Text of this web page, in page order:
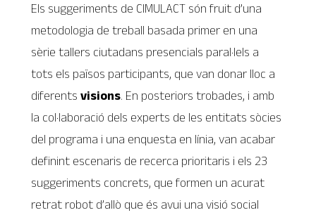
Els suggeriments de CIMULACT són fruit d’una
metodologia de treball basada primer en una
sèrie tallers ciutadans presencials paral·lels a
tots els països participants, que van donar lloc a
diferentsvisions. En posteriors trobades, i amb
la col·laboració dels experts de les entitats sòcies
del programa i una enquesta en línia, van acabar
definint escenaris de recerca prioritaris i els 23
suggeriments concrets, que formen un acurat
retrat robot d’allò que és avui una visió social